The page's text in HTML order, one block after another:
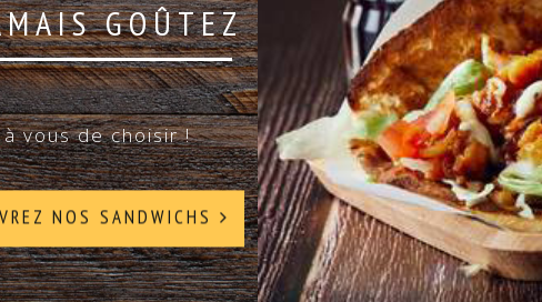
GOÛTEZ
vous de choisir !
NOS SANDWICHS